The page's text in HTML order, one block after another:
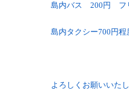
島内バス 200円 フ
島内タクシー700円程
よろしくお願いいたし